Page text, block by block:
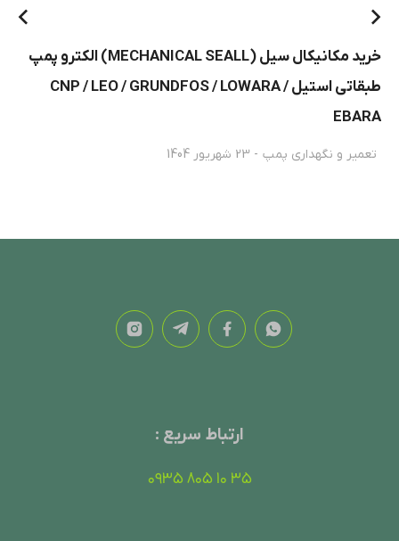
خرید مکانیکال سیل (MECHANICAL SEALL) الکترو پمپ
طبقاتی استیل CNP / LEO / GRUNDFOS / LOWARA /
EBARA
تعمیر و نگهداری پمپ 23 شهریور 1404
ارتباط سریع :
35 10 805 0935